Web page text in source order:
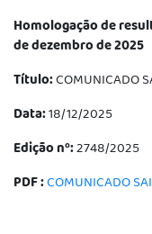
Homologação de
de dezembro de 2025
Título:COMUNICADO
Data:18/12/2025
Edição nº:2748/2025
PDF :COMUNICADO